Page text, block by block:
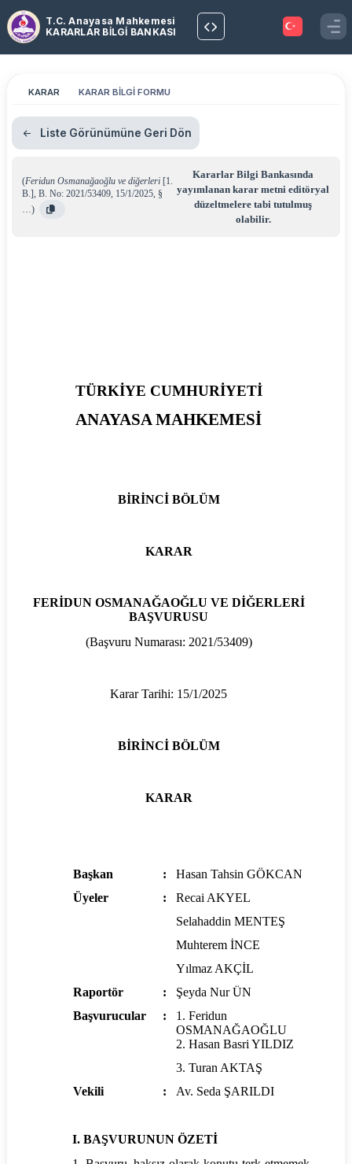
T.C. Anayasa Mahkemesi
KARARLAR BİLGİ BANKASI
KARAR KARAR BİLGİ FORMU
Liste Görünümüne Geri Dön
(Feridun Osmanağaoğlu ve diğerleri [1.
B.], B. No: 2021/53409, 15/1/2025, §
…)
Kararlar Bilgi Bankasında
yayımlanan karar metni editöryal
düzeltmelere tabi tutulmuş
olabilir.